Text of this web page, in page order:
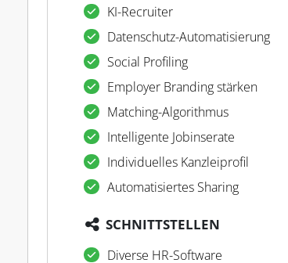
KI-Recruiter
Datenschutz-Automatisierung
Social Profiling
Employer Branding stärken
Matching-Algorithmus
Intelligente Jobinserate
Individuelles Kanzleiprofil
Automatisiertes Sharing
SCHNITTSTELLEN
Diverse HR-Software